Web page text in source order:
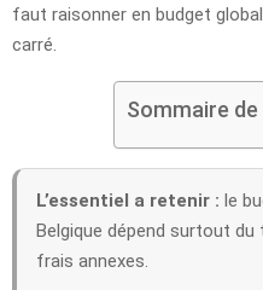
faut raisonner en budget
carré.
Sommaire
L’essentiel a retenir : le
Belgique dépend surtout du
frais annexes.